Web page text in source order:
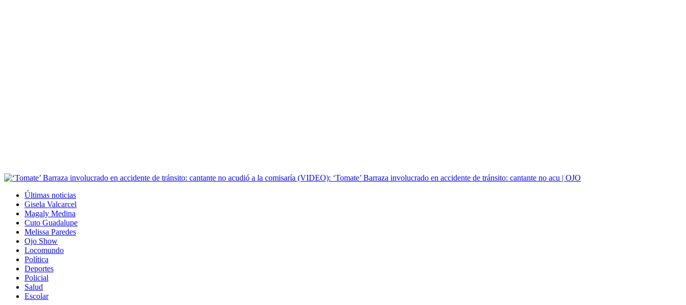
Últimas noticias
Gisela Valcarcel
Magaly Medina
Cuto Guadalupe
Melissa Paredes
Ojo Show
Locomundo
Política
Deportes
Policial
Salud
Escolar